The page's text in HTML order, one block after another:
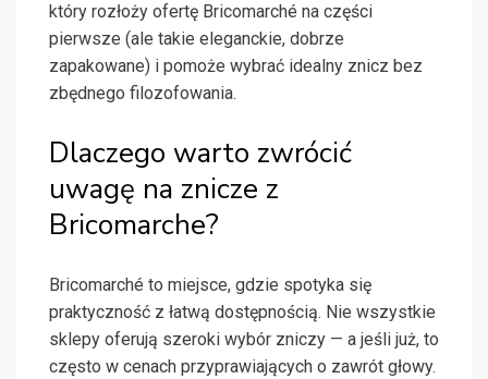
który rozłoży ofertę Bricomarché na części
pierwsze (ale takie eleganckie, dobrze
zapakowane) i pomoże wybrać idealny znicz bez
zbędnego filozofowania.
Dlaczego warto zwrócić
uwagę na znicze z
Bricomarche?
Bricomarché to miejsce, gdzie spotyka się
praktyczność z łatwą dostępnością. Nie wszystkie
sklepy oferują szeroki wybór zniczy — a jeśli już, to
często w cenach przyprawiających o zawrót głowy.